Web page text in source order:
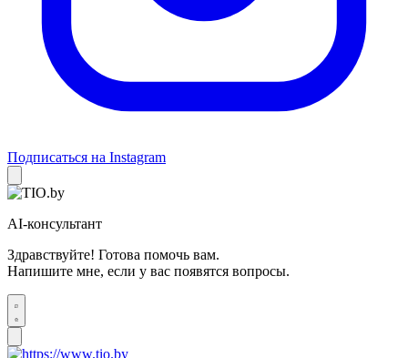
Подписаться на Instagram
AI-консультант
Здравствуйте! Готова помочь вам.
Напишите мне, если у вас появятся вопросы.